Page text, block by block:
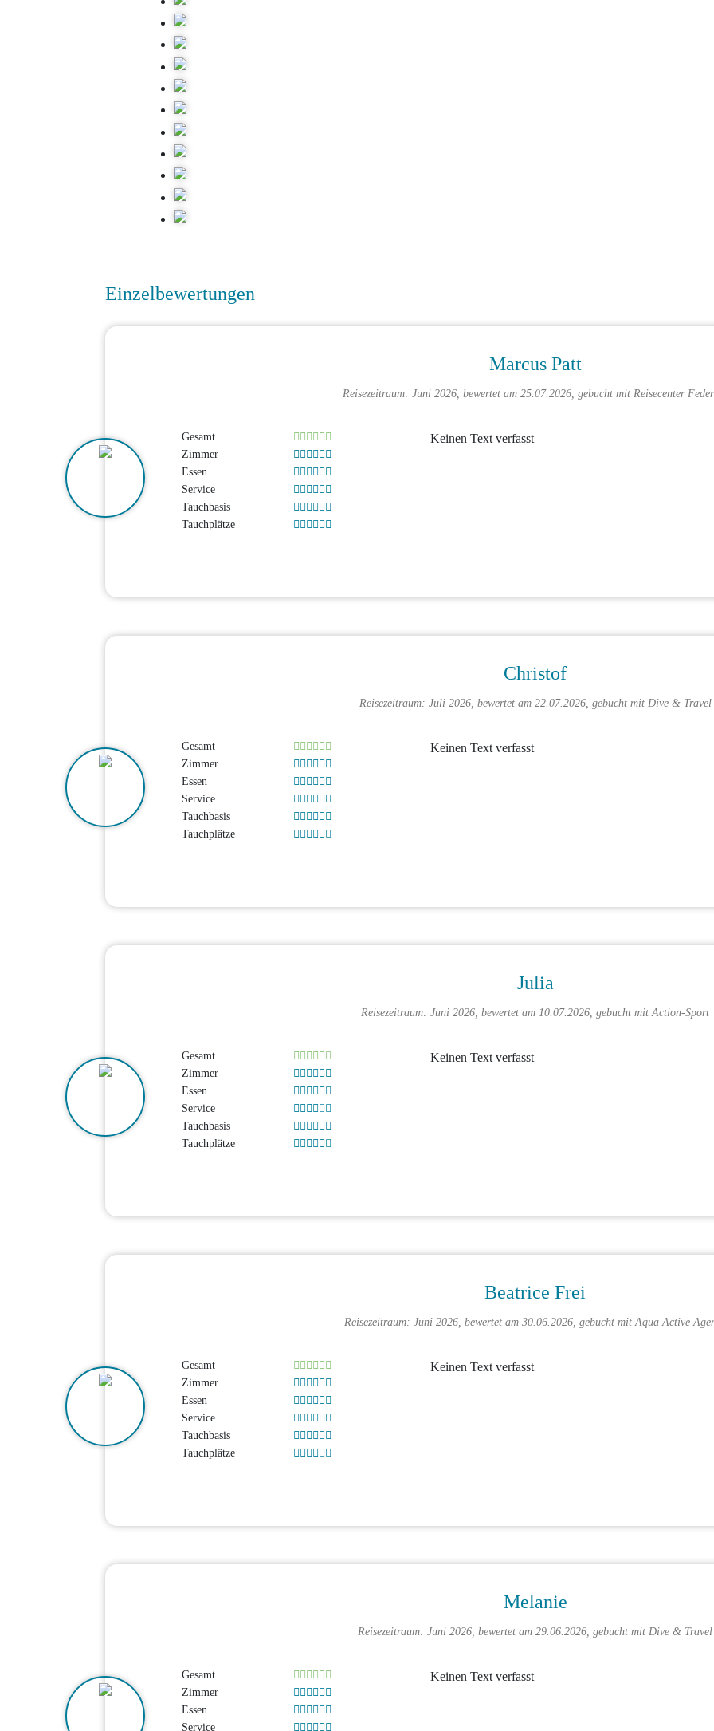
Einzelbewertungen
Marcus Patt
Reisezeitraum: Juni 2026, bewertet am 25.07.2026, gebucht mitReisecenter
Gesamt
Zimmer
Essen
Service
Tauchbasis
Tauchplätze
Keinen Text verfasst
Christof
Reisezeitraum: Juli 2026, bewertet am 22.07.2026, gebucht mit Dive & Travel
Gesamt
Zimmer
Essen
Service
Tauchbasis
Tauchplätze
Keinen Text verfasst
Julia
Reisezeitraum: Juni 2026, bewertet am 10.07.2026, gebucht mitAction-Sport
Gesamt
Zimmer
Essen
Service
Tauchbasis
Tauchplätze
Keinen Text verfasst
Beatrice Frei
Reisezeitraum: Juni 2026, bewertet am 30.06.2026, gebucht mitAqua Active
Gesamt
Zimmer
Essen
Service
Tauchbasis
Tauchplätze
Keinen Text verfasst
Melanie
Reisezeitraum: Juni 2026, bewertet am 29.06.2026, gebucht mitDive & Travel
Gesamt
Zimmer
Essen
Service
Keinen Text verfasst